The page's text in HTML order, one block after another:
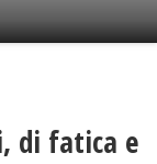
di fatica e